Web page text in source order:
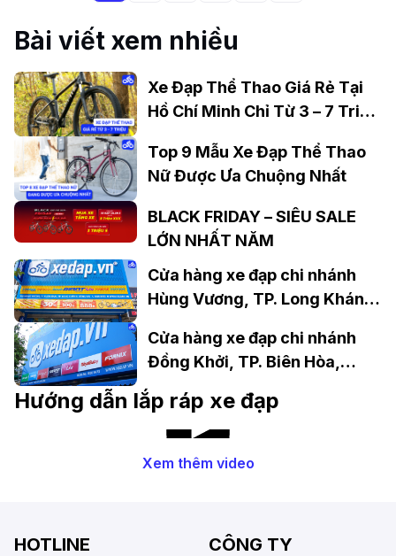
Bài viết xem nhiều
Xe Đạp Thể Thao Giá Rẻ Tại
Hồ Chí Minh Chỉ Từ 3 – 7 Triệu
Top 9 Mẫu Xe Đạp Thể Thao
Nữ Được Ưa Chuộng Nhất
BLACK FRIDAY – SIÊU SALE
LỚN NHẤT NĂM
Cửa hàng xe đạp chi nhánh
Hùng Vương, TP. Long Khánh,
Cửa hàng xe đạp chi nhánh
Đồng Khởi, TP. Biên Hòa,
Đồng Nai
Hướng dẫn lắp ráp xe đạp
Xem thêm video
HOTLINE CÔNG TY